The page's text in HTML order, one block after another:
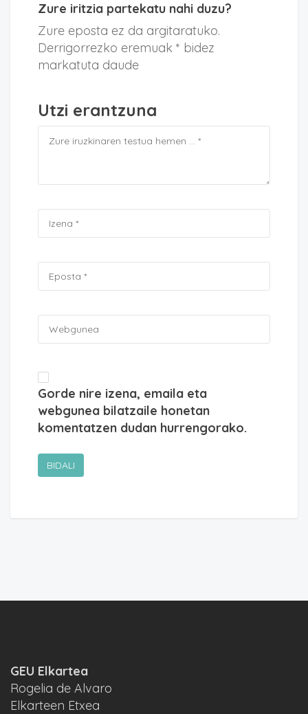
Zure iritzia partekatu nahi duzu?
Zure eposta ez da argitaratuko.
Derrigorrezko eremuak * bidez
markatuta daude
Utzi erantzuna
Gorde nire izena, emaila eta
webgunea bilatzaile honetan
komentatzen dudan hurrengorako.
GEU Elkartea
Rogelia de Alvaro
Elkarteen Etxea